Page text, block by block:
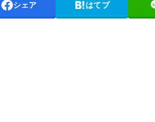
シェア はてブ